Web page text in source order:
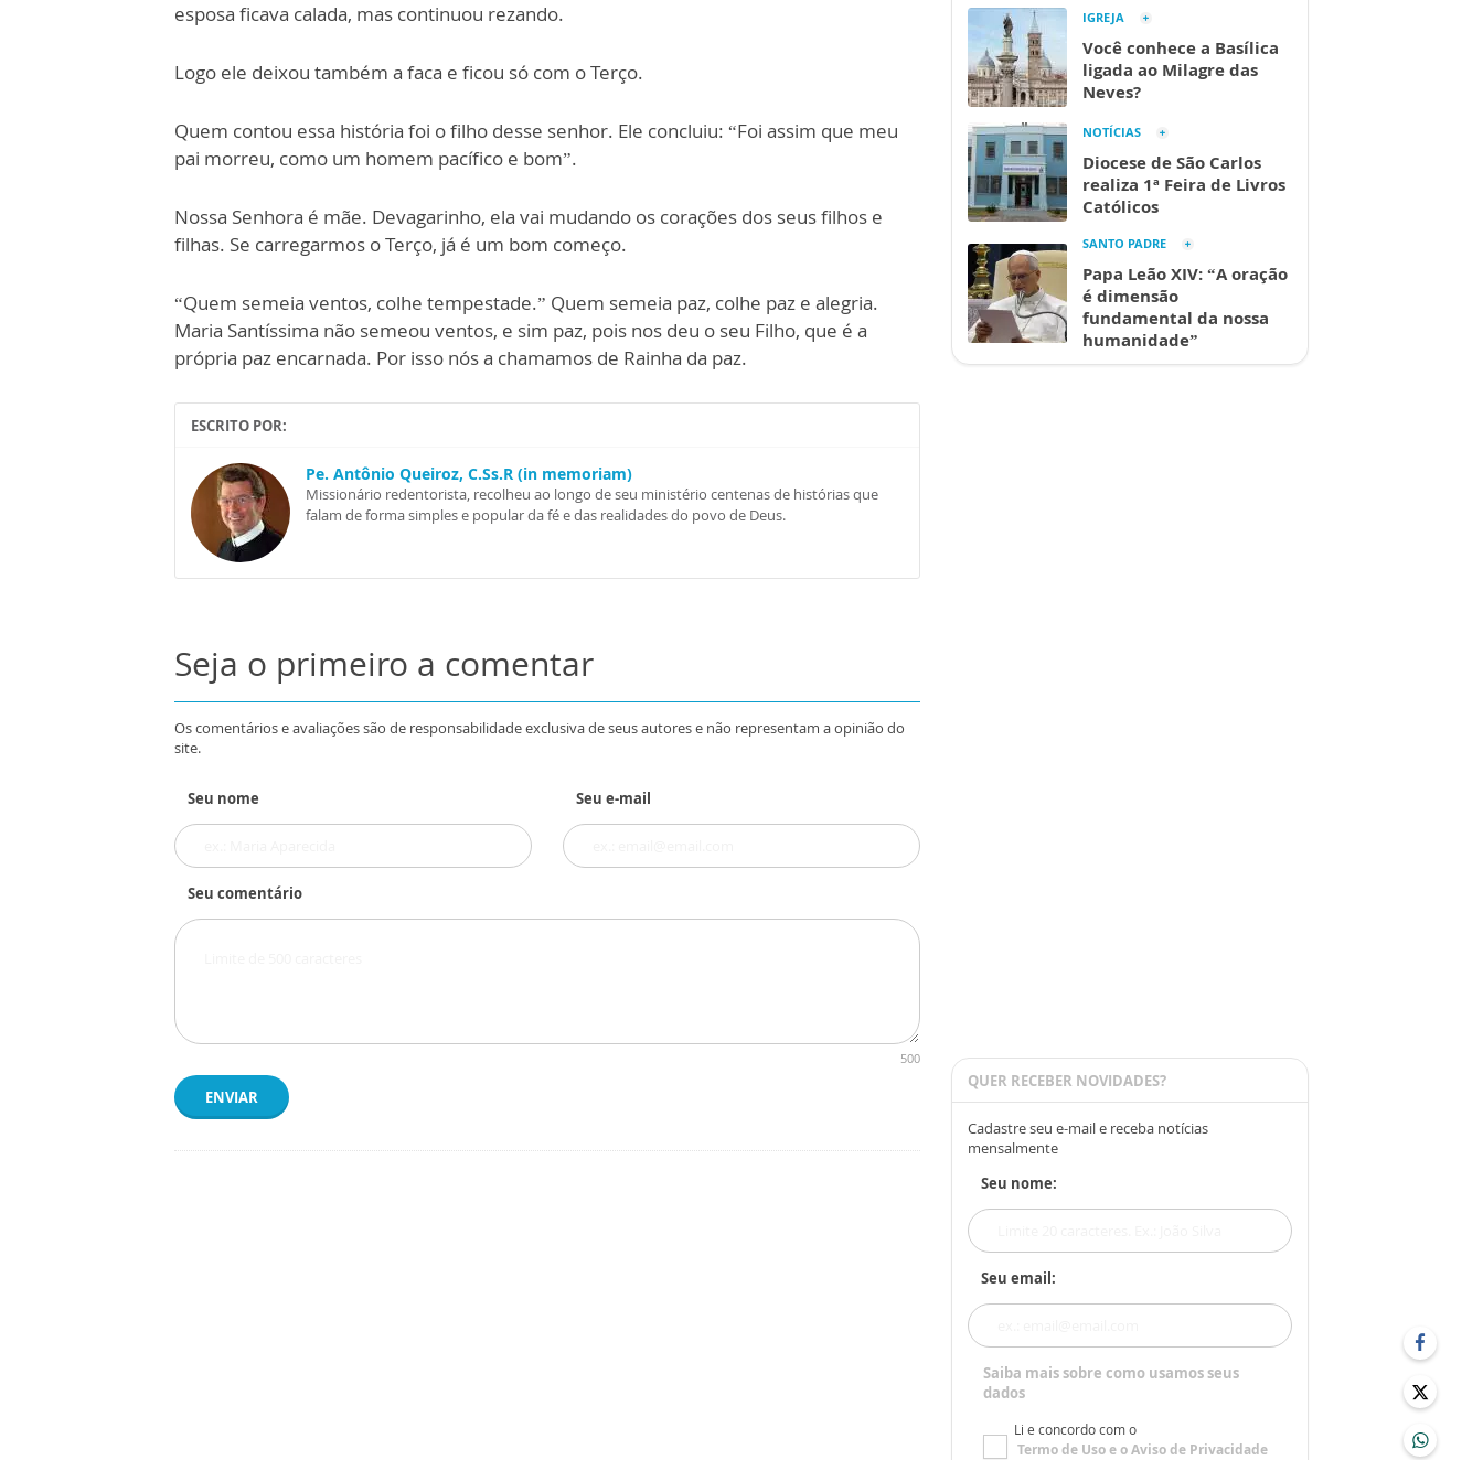
esposa ficava calada, mas continuou rezando.
Logo ele deixou também a faca e ficou só com o Terço.
Quem contou essa história foi o filho desse senhor. Ele concluiu: “Foi assim que meu
pai morreu, como um homem pacífico e bom”.
Nossa Senhora é mãe. Devagarinho, ela vai mudando os corações dos seus filhos e
filhas. Se carregarmos o Terço, já é um bom começo.
“Quem semeia ventos, colhe tempestade.” Quem semeia paz, colhe paz e alegria.
Maria Santíssima não semeou ventos, e sim paz, pois nos deu o seu Filho, que é a
própria paz encarnada. Por isso nós a chamamos de Rainha da paz.
ESCRITO POR:
Pe. Antônio Queiroz, C.Ss.R (in memoriam)
Missionário redentorista, recolheu ao longo de seu ministério centenas de histórias que
falam de forma simples e popular da fé e das realidades do povo de Deus.
Seja o primeiro a comentar
Os comentários e avaliações são de responsabilidade exclusiva de seus autores e não representam a opinião do
site.
Seu nome Seu e-mail
Seu comentário
500
ENVIAR
IGREJA
Você conhece a Basílica
ligada ao Milagre das
Neves?
NOTÍCIAS
Diocese de São Carlos
realiza 1ª Feira de Livros
Católicos
SANTO PADRE
Papa Leão XIV: “A oração
é dimensão
fundamental da nossa
humanidade”
QUER RECEBER NOVIDADES?
Cadastre seu e-mail e receba notícias
mensalmente
Seu nome:
Seu email:
Saiba mais sobre como usamos seus
dados
Li e concordo com o
Termo de Usoe oAviso de Privacidade